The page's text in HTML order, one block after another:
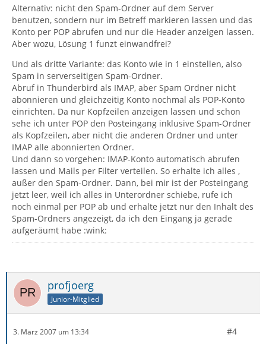
Alternativ: nicht den Spam-Ordner auf dem Server
benutzen, sondern nur im Betreff markieren lassen und das
Konto per POP abrufen und nur die Header anzeigen lassen.
Aber wozu, Lösung 1 funzt einwandfrei?
Und als dritte Variante: das Konto wie in 1 einstellen, also
Spam in serverseitigen Spam-Ordner.
Abruf in Thunderbird als IMAP, aber Spam Ordner nicht
abonnieren und gleichzeitig Konto nochmal als POP-Konto
einrichten. Da nur Kopfzeilen anzeigen lassen und schon
sehe ich unter POP den Posteingang inklusive Spam-Ordner
als Kopfzeilen, aber nicht die anderen Ordner und unter
IMAP alle abonnierten Ordner.
Und dann so vorgehen: IMAP-Konto automatisch abrufen
lassen und Mails per Filter verteilen. So erhalte ich alles ,
außer den Spam-Ordner. Dann, bei mir ist der Posteingang
jetzt leer, weil ich alles in Unterordner schiebe, rufe ich
noch einmal per POP ab und erhalte jetzt nur den Inhalt des
Spam-Ordners angezeigt, da ich den Eingang ja gerade
aufgeräumt habe :wink:
profjoerg
Junior-Mitglied
3. März 2007 um 13:34 #4